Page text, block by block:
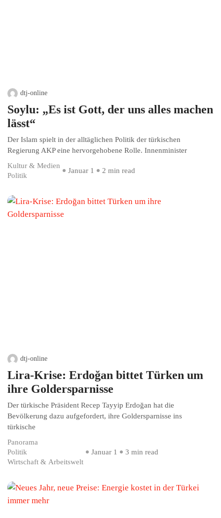
dtj-online
Soylu: „Es ist Gott, der uns alles machen
lässt“
Der Islam spielt in der alltäglichen Politik der türkischen
Regierung AKP eine hervorgehobene Rolle. Innenminister
Kultur & Medien
Politik
Januar 1 2 min read
dtj-online
Lira-Krise: Erdoğan bittet Türken um
ihre Goldersparnisse
Der türkische Präsident Recep Tayyip Erdoğan hat die
Bevölkerung dazu aufgefordert, ihre Goldersparnisse ins
türkische
Panorama
Politik
Wirtschaft & Arbeitswelt
Januar 1 3 min read